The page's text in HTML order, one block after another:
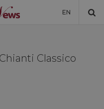
EN
Classico